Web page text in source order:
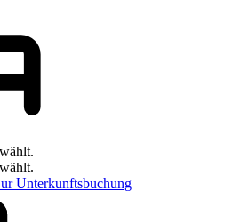
Unterkunftsbuchung